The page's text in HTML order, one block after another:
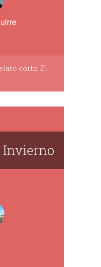
corto El
Invierno